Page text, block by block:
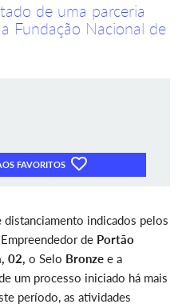
de uma parceria
Fundação Nacional de
FAVORITOS
indicados pelos
de Portão
02, o Selo Bronze e a
um processo iniciado há mais
período, as atividades